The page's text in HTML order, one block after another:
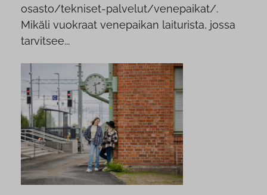
osasto/tekniset-palvelut/venepaikat/.
Mikäli vuokraat venepaikan laiturista, jossa
tarvitsee...